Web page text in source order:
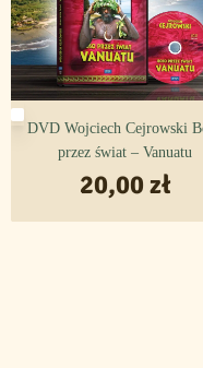
Kierownictwo
Produkcja:
Czas:
Nośnik:
DVD Wojciech Cejrowski
przez świat – Vanuatu
20,00 zł